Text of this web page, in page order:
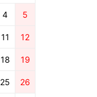
4 5
11 12
18 19
25 26